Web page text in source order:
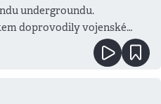
undergroundu.
doprovodily vojenské